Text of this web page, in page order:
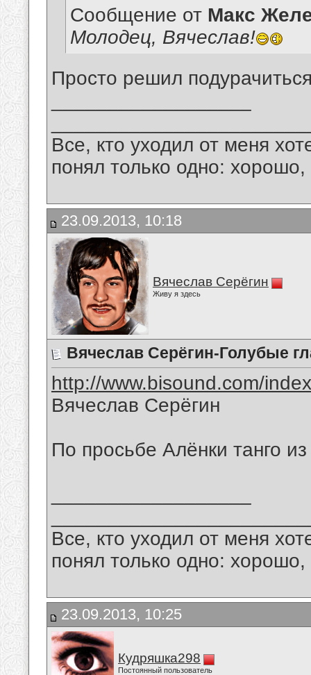
Сообщение от Макс
Молодец, Вячеслав!
Просто решил
Все, кто уходил от меня
понял только одно:
23.09.2013, 10:18
Вячеслав Серёгин
Живу я здесь
Вячеслав Серёгин-Голубые
http://www.bisound.com/
Вячеслав Серёгин
По просьбе Алёнки танго
Все, кто уходил от меня
понял только одно:
23.09.2013, 10:25
Кудряшка298
Постоянный пользователь